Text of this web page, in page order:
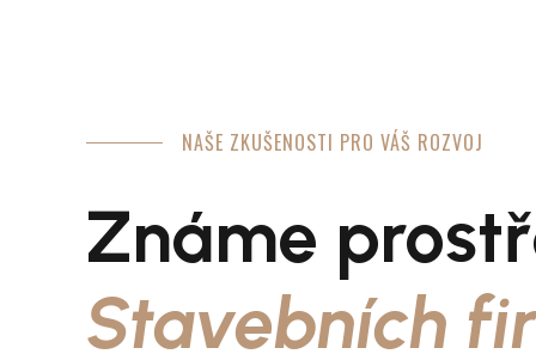
8
9
0
NAŠE ZKUŠENOSTI PRO VÁŠ ROZVOJ
Známe
Stavebních